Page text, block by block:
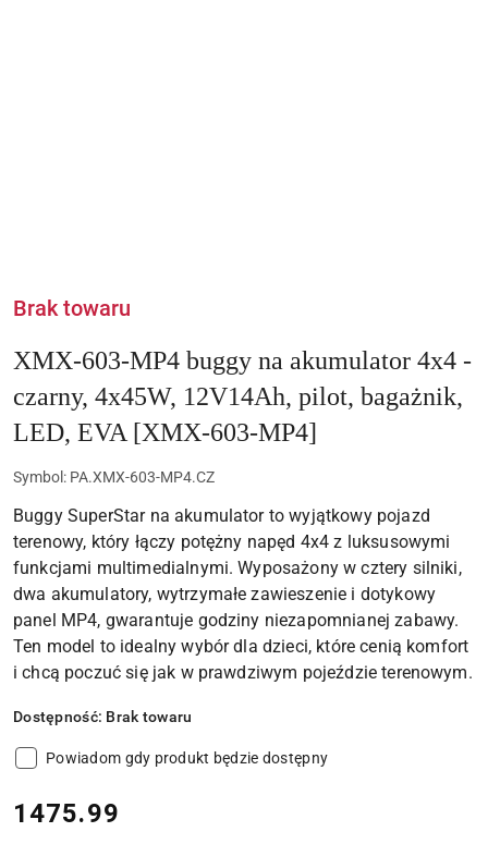
Brak towaru
XMX-603-MP4 buggy na akumulator 4x4 -
czarny, 4x45W, 12V14Ah, pilot, bagażnik,
LED, EVA [XMX-603-MP4]
Symbol: PA.XMX-603-MP4.CZ
Buggy SuperStar na akumulator to wyjątkowy pojazd
terenowy, który łączy potężny napęd 4x4 z luksusowymi
funkcjami multimedialnymi. Wyposażony w cztery silniki,
dwa akumulatory, wytrzymałe zawieszenie i dotykowy
panel MP4, gwarantuje godziny niezapomnianej zabawy.
Ten model to idealny wybór dla dzieci, które cenią komfort
i chcą poczuć się jak w prawdziwym pojeździe terenowym.
Dostępność: Brak towaru
Powiadom gdy produkt będzie dostępny
cena:
1475.99